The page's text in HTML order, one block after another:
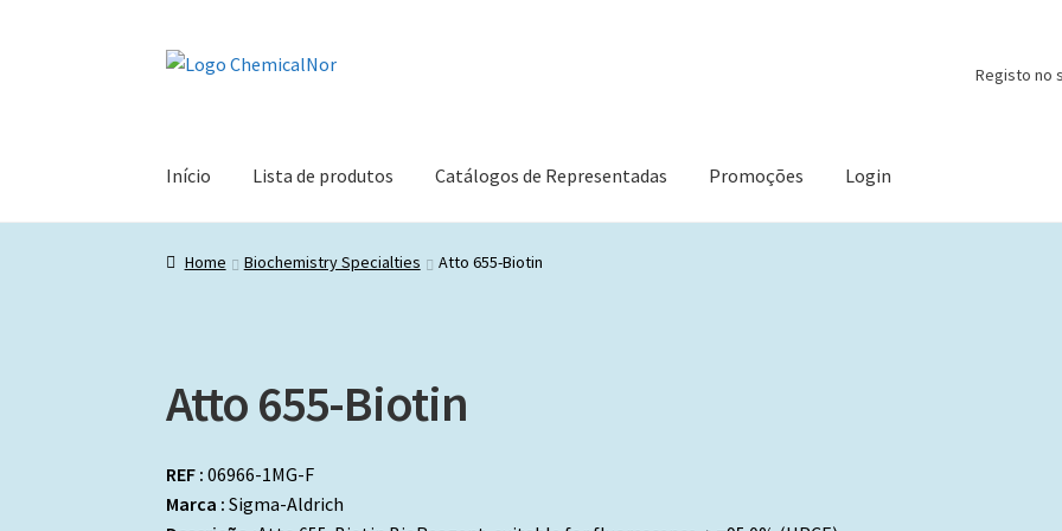
Ir
Saltar
Registo no
Início Lista de produtos Catálogos de Representadas Promoções Login
Home Biochemistry Specialties Atto 655-Biotin
Atto 655-Biotin
REF :06966-1MG-F
Marca :Sigma-Aldrich